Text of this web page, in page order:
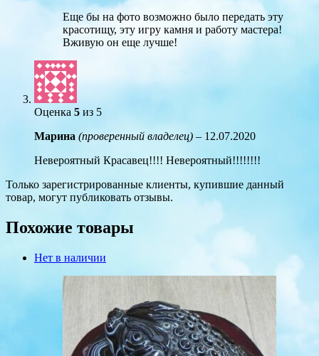
Еще бы на фото возможно было передать эту
красотищу, эту игру камня и работу мастера!
Вживую он еще лучше!
Оценка 5 из 5
Марина (проверенный владелец) – 12.07.2020
Невероятный Красавец!!!! Невероятный!!!!!!!!
Только зарегистрированные клиенты, купившие данный
товар, могут публиковать отзывы.
Похожие товары
Нет в наличии